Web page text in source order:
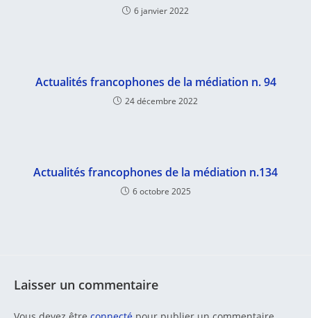
6 janvier 2022
Actualités francophones de la médiation n. 94
24 décembre 2022
Actualités francophones de la médiation n.134
6 octobre 2025
Laisser un commentaire